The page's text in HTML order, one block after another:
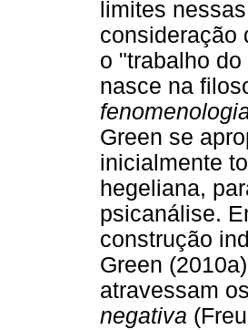
limites
consideração
o "trabalho
nasce na
Green se
inicialmente
hegeliana,
psicanálise.
construção
Green
atravessam
negativa